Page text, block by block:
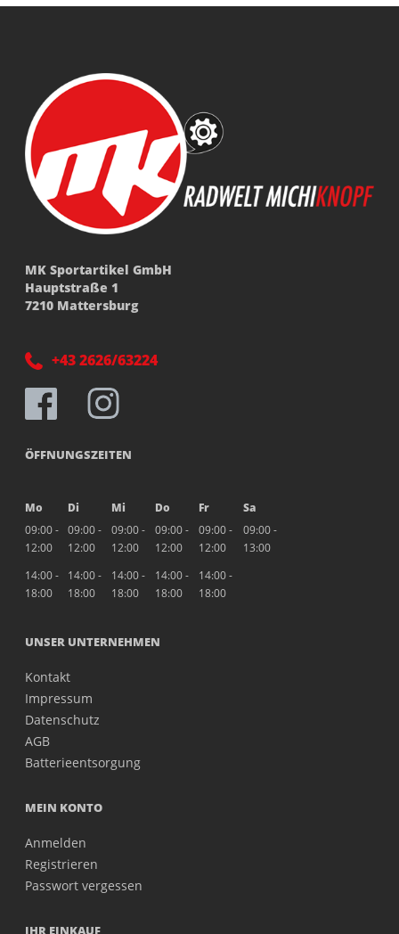
MK Sportartikel GmbH
Hauptstraße 1
7210 Mattersburg
+43 2626/63224
ÖFFNUNGSZEITEN
Mo Di Mi Do Fr
Sa
09:00 -
12:00
09:00 -
12:00
09:00 -
12:00
09:00 -
12:00
09:00 -
12:00
09:00 -
13:00
14:00 -
18:00
14:00 -
18:00
14:00 -
18:00
14:00 -
18:00
14:00 -
18:00
UNSER UNTERNEHMEN
Kontakt
Impressum
Datenschutz
AGB
Batterieentsorgung
MEIN KONTO
Anmelden
Registrieren
Passwort vergessen
IHR EINKAUF